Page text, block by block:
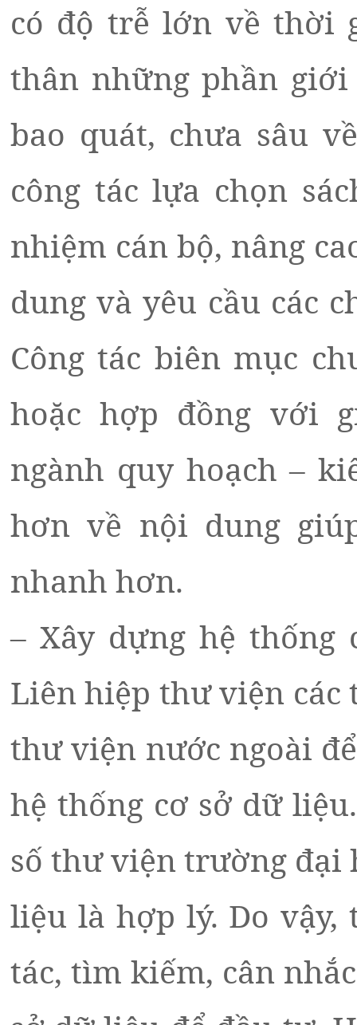
có độ trễ lớn về thời
thân những phần
bao quát, chưa sâu
công tác lựa chọn
nhiệm cán bộ, nâng
dung và yêu cầu các
Công tác biên mục
hoặc hợp đồng với
ngành quy hoạch –
hơn về nội dung
nhanh hơn.
– Xây dựng hệ
Liên hiệp thư viện các
thư viện nước ngoài
hệ thống cơ sở dữ
số thư viện trường đại
liệu là hợp lý. Do
tác, tìm kiếm, cân